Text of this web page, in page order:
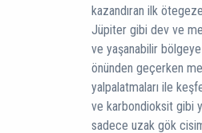
kazandıran ilk
Jüpiter gibi dev ve
ve yaşanabilir bölgeye
önünden geçerken
yalpalatmaları ile
ve karbondioksit gibi
sadece uzak gök